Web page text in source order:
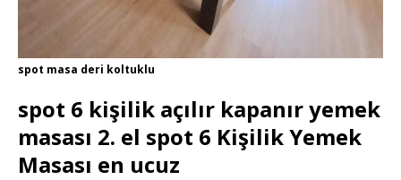
spot masa deri koltuklu
spot 6 kişilik açılır kapanır yemek
masası 2. el spot 6 Kişilik Yemek
Masası en ucuz